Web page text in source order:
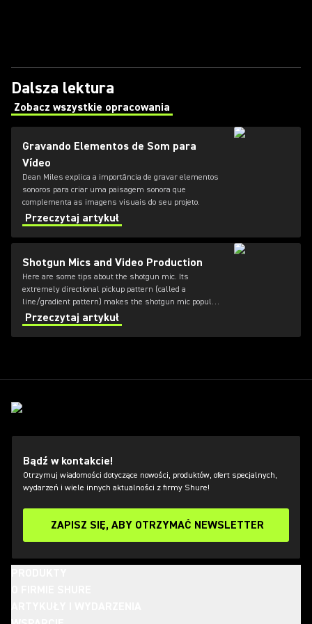
Dalsza lektura
Zobacz wszystkie opracowania
(Opens in a new tab)
Gravando Elementos de Som para
Vídeo
Dean Miles explica a importância de gravar elementos
sonoros para criar uma paisagem sonora que
complementa as imagens visuais do seu projeto.
Przeczytaj artykuł
Shotgun Mics and Video Production
Here are some tips about the shotgun mic. Its
extremely directional pickup pattern (called a
line/gradient pattern) makes the shotgun mic popular
for TV news and movie sets.
Przeczytaj artykuł
Bądź w kontakcie!
Otrzymuj wiadomości dotyczące nowości, produktów, ofert specjalnych,
wydarzeń i wiele innych aktualności z firmy Shure!
ZAPISZ SIĘ, ABY OTRZYMAĆ NEWSLETTER